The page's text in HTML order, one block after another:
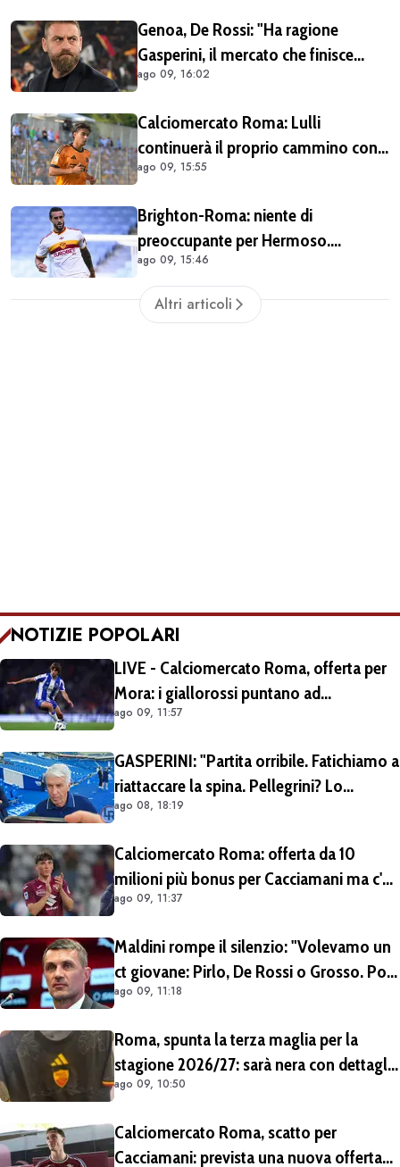
Genoa, De Rossi: "Ha ragione
Gasperini, il mercato che finisce
dopo l'inizio del campionato è una
ago 09, 16:02
Calciomercato Roma: Lulli
continuerà il proprio cammino con
Gasperini
ago 09, 15:55
Brighton-Roma: niente di
preoccupante per Hermoso.
Spagnolo atteso regolarmente in
gruppo alla ripresa
ago 09, 15:46
Altri articoli
NOTIZIE POPOLARI
LIVE - Calciomercato Roma, offerta per
Mora: i giallorossi puntano ad
acquistarlo a titolo definitivo.
ago 09, 11:57
GASPERINI: "Partita orribile. Fatichiamo a
riattaccare la spina. Pellegrini? Lo
rivedremo in campo tra un mese.
ago 08, 18:19
Calciomercato Roma: offerta da 10
milioni più bonus per Cacciamani ma c'è
distanza, interesse anche dell'Inter.
ago 09, 11:37
Maldini rompe il silenzio: "Volevamo un
ct giovane: Pirlo, De Rossi o Grosso. Poi
Malagò mi ha detto: «Pirlo non si può
ago 09, 11:18
Roma, spunta la terza maglia per la
stagione 2026/27: sarà nera con dettagli
giallorossi
ago 09, 10:50
Calciomercato Roma, scatto per
Cacciamani: prevista una nuova offerta